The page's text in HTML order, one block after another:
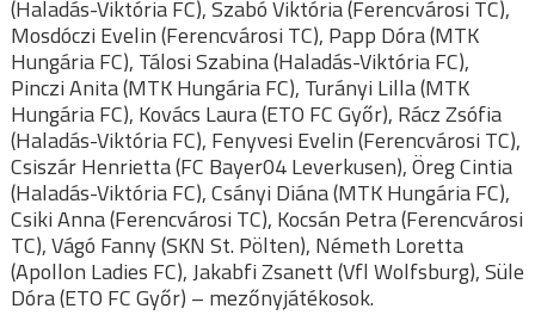
(Haladás-Viktória FC), Szabó Viktória (Ferencvárosi TC),
Mosdóczi Evelin (Ferencvárosi TC), Papp Dóra (MTK
Hungária FC), Tálosi Szabina (Haladás-Viktória FC),
Pinczi Anita (MTK Hungária FC), Turányi Lilla (MTK
Hungária FC), Kovács Laura (ETO FC Győr), Rácz Zsófia
(Haladás-Viktória FC), Fenyvesi Evelin (Ferencvárosi TC),
Csiszár Henrietta (FC Bayer04 Leverkusen), Öreg Cintia
(Haladás-Viktória FC), Csányi Diána (MTK Hungária FC),
Csiki Anna (Ferencvárosi TC), Kocsán Petra (Ferencvárosi
TC), Vágó Fanny (SKN St. Pölten), Németh Loretta
(Apollon Ladies FC), Jakabfi Zsanett (Vfl Wolfsburg), Süle
Dóra (ETO FC Győr) – mezőnyjátékosok.